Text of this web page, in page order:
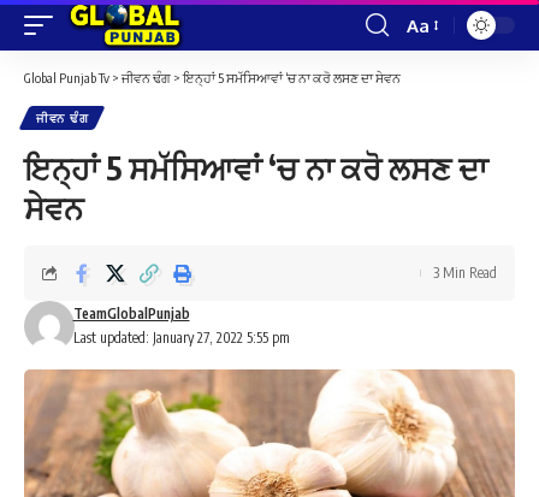
Font
Aa
Global Punjab Tv > ਜੀਵਨ ਢੰਗ >ਇਨ੍ਹਾਂ 5 ਸਮੱਸਿਆਵਾਂ ‘ਚ ਨਾ ਕਰੋ ਲਸਣ ਦਾ ਸੇਵਨ
ਜੀਵਨ ਢੰਗ
ਇਨ੍ਹਾਂ 5 ਸਮੱਸਿਆਵਾਂ ‘ਚ ਨਾ ਕਰੋ ਲਸਣ ਦਾ
ਸੇਵਨ
Last updated: January 27, 2022 5:55 pm
TeamGlobalPunjab
3 Min Read